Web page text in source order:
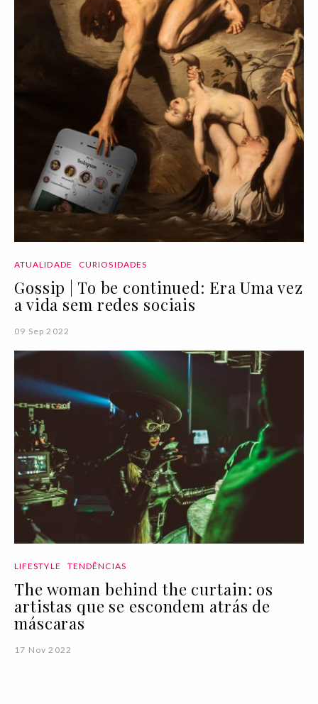
ATUALIDADE CURIOSIDADES
Gossip | To be continued: Era Uma vez
a vida sem redes sociais
09 Sep 2022
LIFESTYLE TENDÊNCIAS
The woman behind the curtain: os
artistas que se escondem atrás de
máscaras
17 Nov 2022